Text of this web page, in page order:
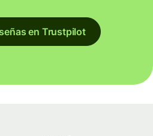
en Trustpilot